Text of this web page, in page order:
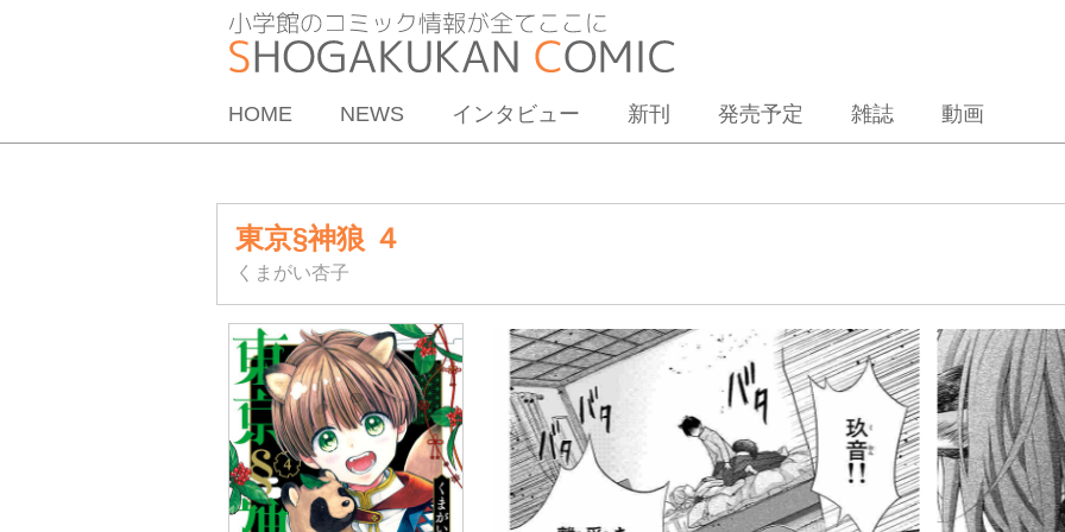
HOME NEWS インタビュー 新刊 発売予定 雑誌 動画
東京§神狼 ４
くまがい杏子